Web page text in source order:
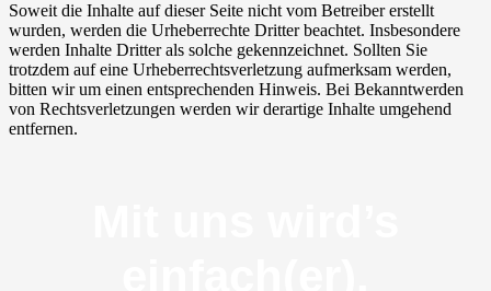
Soweit die Inhalte auf dieser Seite nicht vom Betreiber erstellt
wurden, werden die Urheberrechte Dritter beachtet. Insbesondere
werden Inhalte Dritter als solche gekennzeichnet. Sollten Sie
trotzdem auf eine Urheberrechtsverletzung aufmerksam werden,
bitten wir um einen entsprechenden Hinweis. Bei Bekanntwerden
von Rechtsverletzungen werden wir derartige Inhalte umgehend
entfernen.